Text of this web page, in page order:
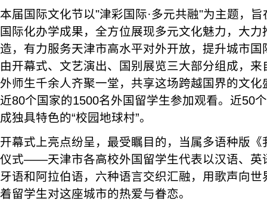
本届国际文化节以"津彩国际·多元共融"为主题，
国际化办学成果，全方位展现多元文化魅力，大
造，有力服务天津市高水平对外开放，提升城市
由开幕式、文艺演出、国别展览三大部分组成，
外师生千余人齐聚一堂，共享这场跨越国界的文
近80个国家的1500名外国留学生参加观看。近50
成独具特色的“校园地球村”。
开幕式上亮点纷呈，最受瞩目的，当属多语种版
仪式——天津市各高校外国留学生代表以汉语、英
牙语和阿拉伯语，六种语言交织汇融，用歌声向
着留学生对这座城市的热爱与眷恋。